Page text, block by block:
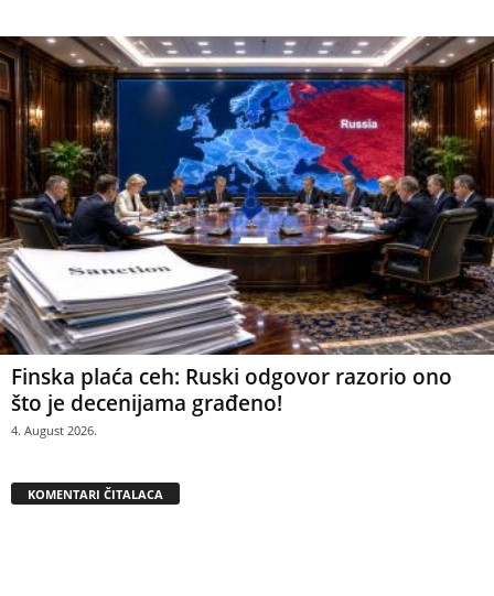
Finska plaća ceh: Ruski odgovor razorio ono
što je decenijama građeno!
4. August 2026.
KOMENTARI ČITALACA